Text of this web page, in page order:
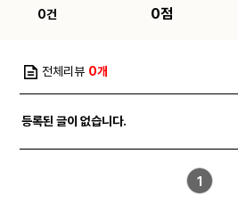
0건 0점
전체리뷰 0개
등록된 글이 없습니다.
1